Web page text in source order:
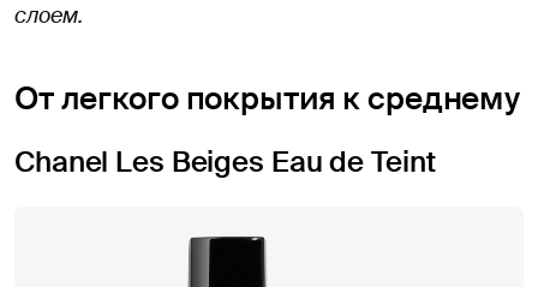
слоем.
От легкого покрытия к среднему
Chanel Les Beiges Eau de Teint